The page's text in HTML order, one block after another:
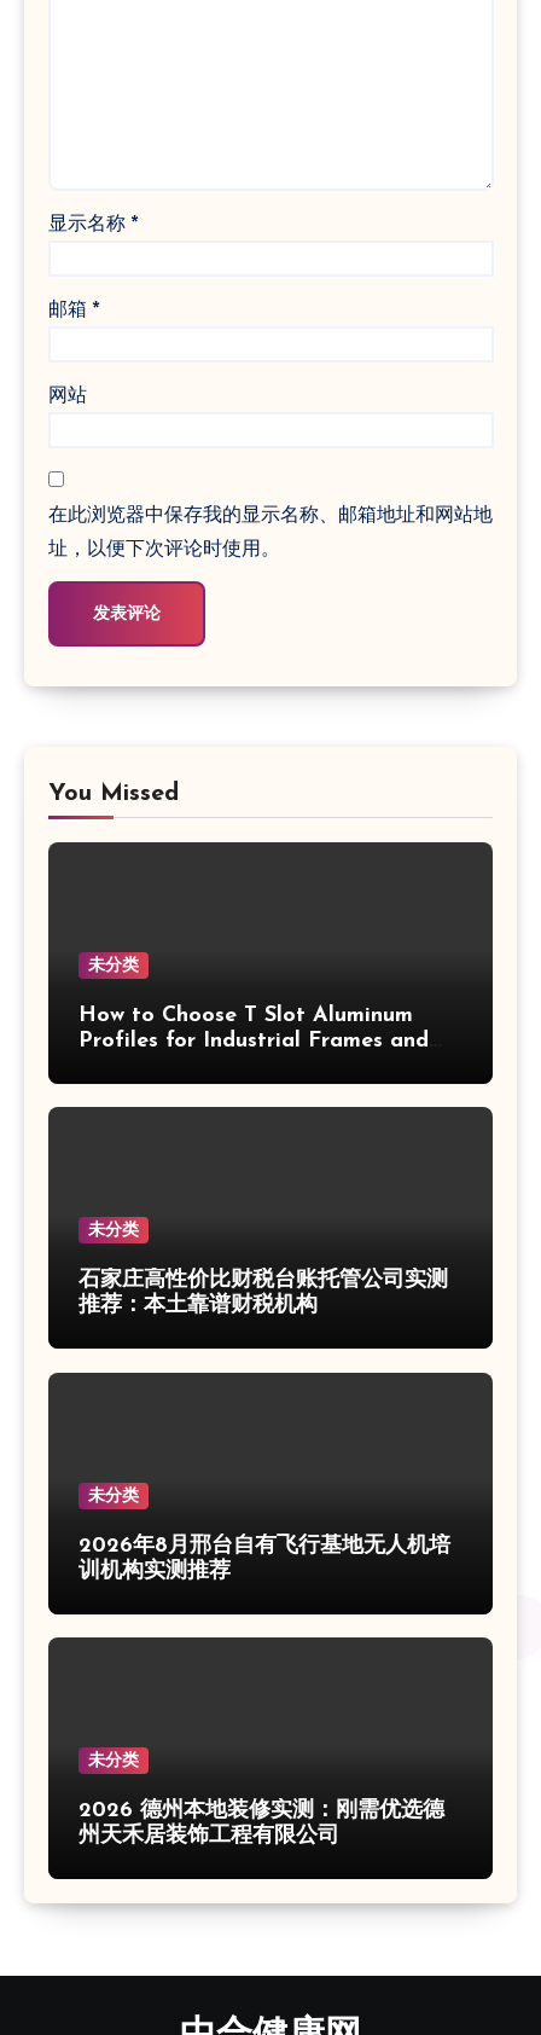
显示名称 *
邮箱 *
网站
在此浏览器中保存我的显示名称、邮箱地址和网站地
址，以便下次评论时使用。
You Missed
未分类
How to Choose T Slot Aluminum
Profiles for Industrial Frames and
未分类
石家庄高性价比财税台账托管公司实测
推荐：本土靠谱财税机构
未分类
2026年8月邢台自有飞行基地无人机培
训机构实测推荐
未分类
2026 德州本地装修实测：刚需优选德
州天禾居装饰工程有限公司